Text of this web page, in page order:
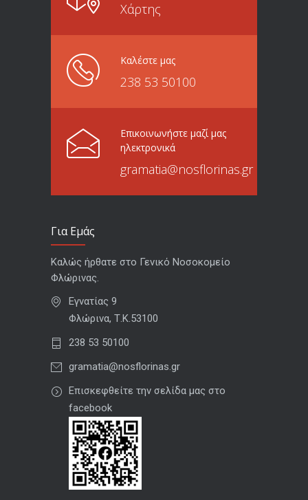
Χάρτης
Καλέστε μας
238 53 50100
Επικοινωνήστε μαζί μας
ηλεκτρονικά
gramatia@nosflorinas.gr
Για Εμάς
Καλώς ήρθατε στο Γενικό Νοσοκομείο
Φλώρινας.
Εγνατίας 9
Φλώρινα, Τ.Κ.53100
238 53 50100
gramatia@nosflorinas.gr
Επισκεφθείτε την σελίδα μας στο
facebook